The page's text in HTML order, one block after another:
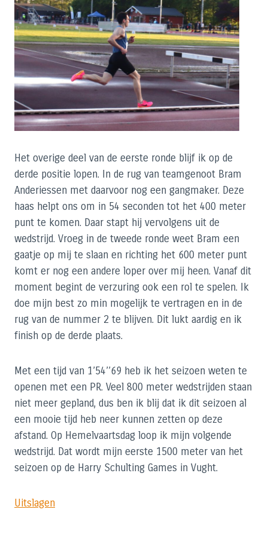
Het overige deel van de eerste ronde blijf ik op de
derde positie lopen. In de rug van teamgenoot Bram
Anderiessen met daarvoor nog een gangmaker. Deze
haas helpt ons om in 54 seconden tot het 400 meter
punt te komen. Daar stapt hij vervolgens uit de
wedstrijd. Vroeg in de tweede ronde weet Bram een
gaatje op mij te slaan en richting het 600 meter punt
komt er nog een andere loper over mij heen. Vanaf dit
moment begint de verzuring ook een rol te spelen. Ik
doe mijn best zo min mogelijk te vertragen en in de
rug van de nummer 2 te blijven. Dit lukt aardig en ik
finish op de derde plaats.
Met een tijd van 1’54’’69 heb ik het seizoen weten te
openen met een PR. Veel 800 meter wedstrijden staan
niet meer gepland, dus ben ik blij dat ik dit seizoen al
een mooie tijd heb neer kunnen zetten op deze
afstand. Op Hemelvaartsdag loop ik mijn volgende
wedstrijd. Dat wordt mijn eerste 1500 meter van het
seizoen op de Harry Schulting Games in Vught.
Uitslagen